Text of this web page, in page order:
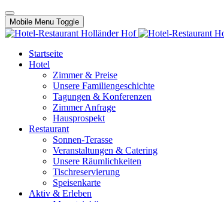
Mobile Menu Toggle
Startseite
Hotel
Zimmer & Preise
Unsere Familiengeschichte
Tagungen & Konferenzen
Zimmer Anfrage
Hausprospekt
Restaurant
Sonnen-Terasse
Veranstaltungen & Catering
Unsere Räumlichkeiten
Tischreservierung
Speisenkarte
Aktiv & Erleben